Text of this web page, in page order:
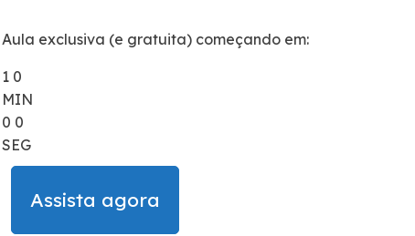
Aula exclusiva (e gratuita) começando em:
1 0
MIN
0 0
SEG
Assista agora